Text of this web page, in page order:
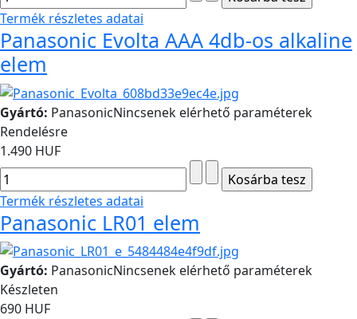
Termék részletes adatai
Panasonic Evolta AAA 4db-os alkaline
elem
Gyártó: PanasonicNincsenek elérhető paraméterek
Rendelésre
1.490 HUF
Termék részletes adatai
Panasonic LR01 elem
Gyártó: PanasonicNincsenek elérhető paraméterek
Készleten
690 HUF